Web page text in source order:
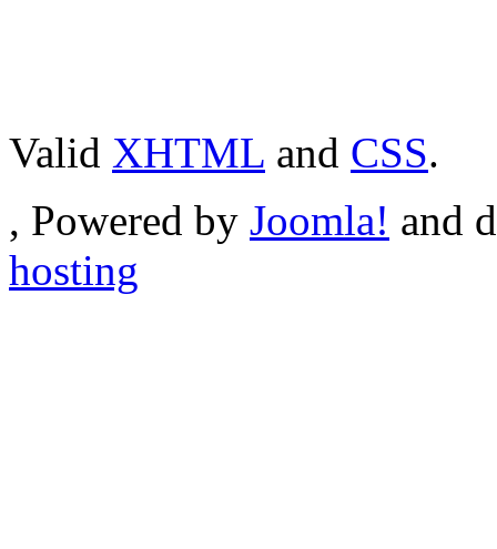
Valid XHTML and CSS.
, Powered by Joomla! and
hosting